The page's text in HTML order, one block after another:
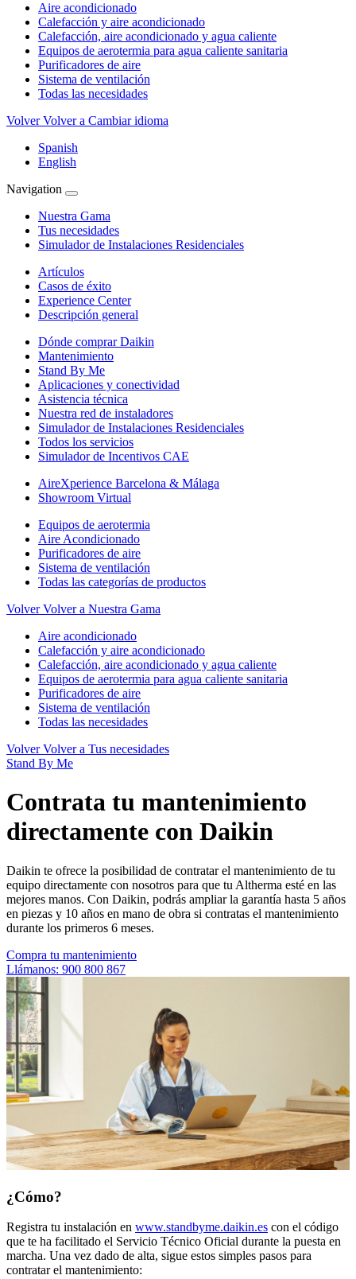
Aire acondicionado
Calefacción y aire acondicionado
Calefacción, aire acondicionado y agua caliente
Equipos de aerotermia para agua caliente sanitaria
Purificadores de aire
Sistema de ventilación
Todas las necesidades
Volver Volver a Cambiar idioma
Spanish
English
Navigation
Nuestra Gama
Tus necesidades
Simulador de Instalaciones Residenciales
Artículos
Casos de éxito
Experience Center
Descripción general
Dónde comprar Daikin
Mantenimiento
Stand By Me
Aplicaciones y conectividad
Asistencia técnica
Nuestra red de instaladores
Simulador de Instalaciones Residenciales
Todos los servicios
Simulador de Incentivos CAE
AireXperience Barcelona & Málaga
Showroom Virtual
Equipos de aerotermia
Aire Acondicionado
Purificadores de aire
Sistema de ventilación
Todas las categorías de productos
Volver Volver a Nuestra Gama
Aire acondicionado
Calefacción y aire acondicionado
Calefacción, aire acondicionado y agua caliente
Equipos de aerotermia para agua caliente sanitaria
Purificadores de aire
Sistema de ventilación
Todas las necesidades
Volver Volver a Tus necesidades
Stand By Me
Contrata tu mantenimiento
directamente con Daikin
Daikin te ofrece la posibilidad de contratar el mantenimiento de tu
equipo directamente con nosotros para que tu Altherma esté en las
mejores manos. Con Daikin, podrás ampliar la garantía hasta 5 años
en piezas y 10 años en mano de obra si contratas el mantenimiento
durante los primeros 6 meses.
Compra tu mantenimiento
Llámanos: 900 800 867
¿Cómo?
Registra tu instalación en www.standbyme.daikin.es con el código
que te ha facilitado el Servicio Técnico Oficial durante la puesta en
marcha. Una vez dado de alta, sigue estos simples pasos para
contratar el mantenimiento: